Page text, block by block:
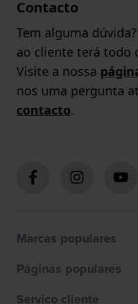
Contacto
Tem alguma
ao cliente terá todo
Visite a nossa
nos uma pergunta
contacto.
Marcas populares
Páginas populares
Servico cliente